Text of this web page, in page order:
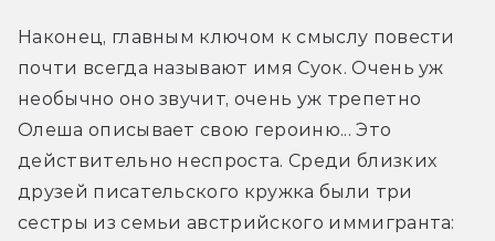
Наконец, главным ключом к смыслу повести
почти всегда называют имя Суок. Очень уж
необычно оно звучит, очень уж трепетно
Олеша описывает свою героиню... Это
действительно неспроста. Среди близких
друзей писательского кружка были три
сестры из семьи австрийского иммигранта: